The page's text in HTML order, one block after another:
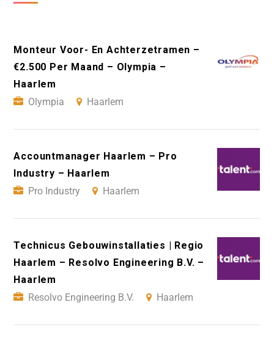
Monteur Voor- En Achterzetramen –
€2.500 Per Maand – Olympia –
Haarlem
Olympia
Haarlem
Accountmanager Haarlem – Pro
Industry – Haarlem
Pro Industry
Haarlem
Technicus Gebouwinstallaties | Regio
Haarlem – Resolvo Engineering B.V. –
Haarlem
Resolvo Engineering B.V.
Haarlem